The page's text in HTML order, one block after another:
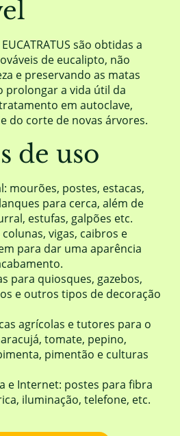
são obtidas a
de eucalipto, não
e preservando as matas
prolongar a vida útil da
em autoclave,
do corte de novas árvores.
de uso
mourões, postes, estacas,
para cerca, além de
estufas, galpões etc.
vigas, caibros e
para dar uma aparência
para quiosques, gazebos,
e outros tipos de decoração
agrícolas e tutores para o
tomate, pepino,
pimentão e culturas
e Internet: postes para fibra
iluminação, telefone, etc.